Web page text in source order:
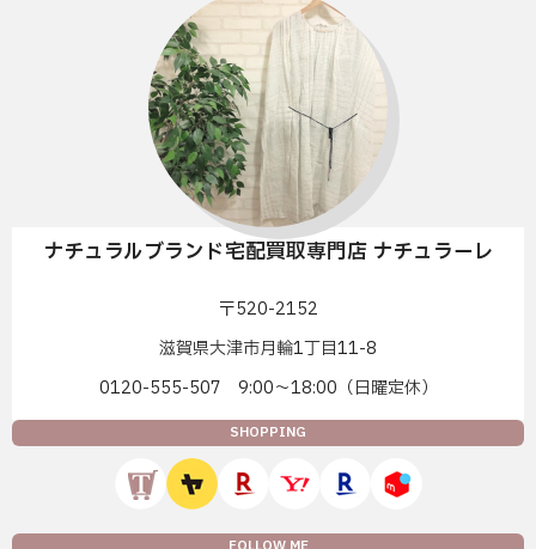
ナチュラルブランド宅配買取専門店 ナチュラーレ
〒520-2152
滋賀県大津市月輪1丁目11-8
0120-555-507 9:00〜18:00（日曜定休）
SHOPPING